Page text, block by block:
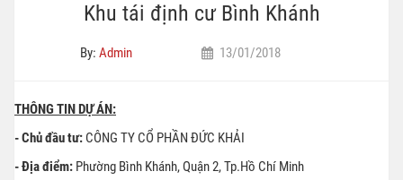
Khu tái định cư Bình Khánh
By: Admin 13/01/2018
THÔNG TIN DỰ ÁN:
- Chủ đầu tư: CÔNG TY CỔ PHẦN ĐỨC KHẢI
- Địa điểm: Phường Bình Khánh, Quận 2, Tp.Hồ Chí Minh